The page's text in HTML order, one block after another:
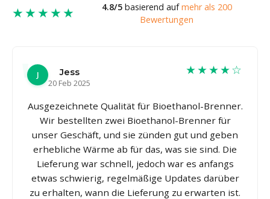
★★★★★ 4.8/5basierend aufmehr als 200
Bewertungen
J
Jess
20 Feb 2025
★★★★☆
Ausgezeichnete Qualität für Bioethanol-Brenner.
Wir bestellten zwei Bioethanol-Brenner für
unser Geschäft, und sie zünden gut und geben
erhebliche Wärme ab für das, was sie sind. Die
Lieferung war schnell, jedoch war es anfangs
etwas schwierig, regelmäßige Updates darüber
zu erhalten, wann die Lieferung zu erwarten ist.